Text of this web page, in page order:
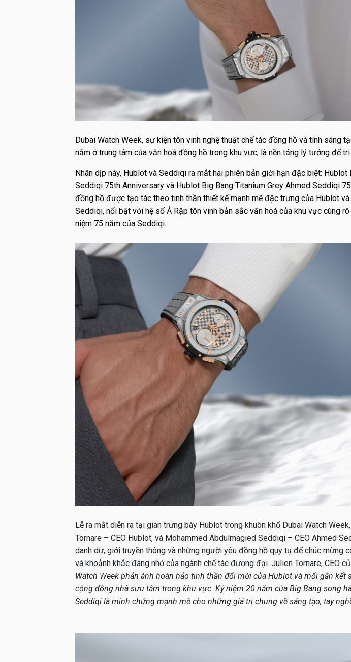
Dubai Watch Week, sự kiện tôn vinh nghệ thuật chế tác đồng hồ và tính sáng
nằm ở trung tâm của văn hoá đồng hồ trong khu vực, là nền tảng lý tưởng để tri
Nhân dịp này, Hublot và Seddiqi ra mắt hai phiên bản giới hạn đặc biệt: Hublot
Seddiqi 75th Anniversary và Hublot Big Bang Titanium Grey Ahmed Seddiqi
đồng hồ được tạo tác theo tinh thần thiết kế mạnh mẽ đặc trưng của Hublot
Seddiqi, nổi bật với hệ số Ả Rập tôn vinh bản sắc văn hoá của khu vực cùng
niệm 75 năm của Seddiqi.
Lễ ra mắt diễn ra tại gian trưng bày Hublot trong khuôn khổ Dubai Watch
Tornare – CEO Hublot, và Mohammed Abdulmagied Seddiqi – CEO Ahmed
danh dự, giới truyền thông và những người yêu đồng hồ quy tụ để chúc mừng
và khoảnh khắc đáng nhớ của ngành chế tác đương đại. Julien Tornare, CEO
Watch Week phản ánh hoàn hảo tinh thần đổi mới của Hublot và mối gắn kết
cộng đồng nhà sưu tầm trong khu vực. Kỷ niệm 20 năm của Big Bang song
Seddiqi là minh chứng mạnh mẽ cho những giá trị chung về sáng tạo, tay